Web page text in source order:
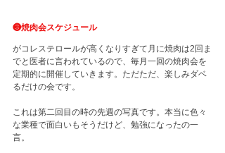
❸焼肉会スケジュール
がコレステロールが高くなりすぎて月に焼肉は2回ま
でと医者に言われているので、毎月一回の焼肉会を
定期的に開催していきます。ただただ、楽しみダベ
るだけの会です。
これは第二回目の時の先週の写真です。本当に色々
な業種で面白いもそうだけど、勉強になったの一
言。